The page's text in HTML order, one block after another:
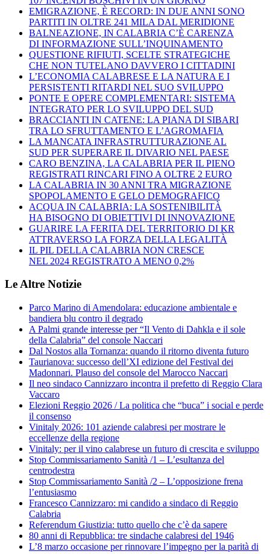
EMIGRAZIONE, È RECORD: IN DUE ANNI SONO
PARTITI IN OLTRE 241 MILA DAL MERIDIONE
BALNEAZIONE, IN CALABRIA C’È CARENZA
DI INFORMAZIONE SULL’INQUINAMENTO
QUESTIONE RIFIUTI, SCELTE STRATEGICHE
CHE NON TUTELANO DAVVERO I CITTADINI
L’ECONOMIA CALABRESE E LA NATURA E I
PERSISTENTI RITARDI NEL SUO SVILUPPO
PONTE E OPERE COMPLEMENTARI: SISTEMA
INTEGRATO PER LO SVILUPPO DEL SUD
BRACCIANTI IN CATENE: LA PIANA DI SIBARI
TRA LO SFRUTTAMENTO E L’AGROMAFIA
LA MANCATA INFRASTRUTTURAZIONE AL
SUD PER SUPERARE IL DIVARIO NEL PAESE
CARO BENZINA, LA CALABRIA PER IL PIENO
REGISTRATI RINCARI FINO A OLTRE 2 EURO
LA CALABRIA IN 30 ANNI TRA MIGRAZIONE
SPOPOLAMENTO E GELO DEMOGRAFICO
ACQUA IN CALABRIA: LA SOSTENIBILITÀ
HA BISOGNO DI OBIETTIVI DI INNOVAZIONE
GUARIRE LA FERITA DEL TERRITORIO DI KR
ATTRAVERSO LA FORZA DELLA LEGALITÀ
IL PIL DELLA CALABRIA NON CRESCE
NEL 2024 REGISTRATO A MENO 0,2%
Le Altre Notizie
Parco Marino di Amendolara: educazione ambientale e
bandiera blu contro il degrado
A Palmi grande interesse per “Il Vento di Dahkla e il sole
della Calabria” del console Naccari
Dal Nostos alla Tornanza: quando il ritorno diventa futuro
Taurianova: successo dell’XI edizione del Festival dei
Madonnari. Plauso del console del Marocco Naccari
Il neo sindaco Cannizzaro incontra il prefetto di Reggio Clara
Vaccaro
Elezioni Reggio 2026 / La politica che “buca” i social e perde
il consenso
Vinitaly 2026: 101 aziende calabresi per mostrare le
eccellenze della regione
Vinitaly: per il vino calabrese un futuro di crescita e sviluppo
Stop Commissariamento Sanità /1 – L’esultanza del
centrodestra
Stop Commissariamento Sanità /2 – L’opposizione frena
l’entusiasmo
Francesco Cannizzaro: mi candido a sindaco di Reggio
Calabria
Referendum Giustizia: tutto quello che c’è da sapere
80 anni di Repubblica: tre sindache calabresi del 1946
L’8 marzo occasione per rinnovare l’impegno per la parità di